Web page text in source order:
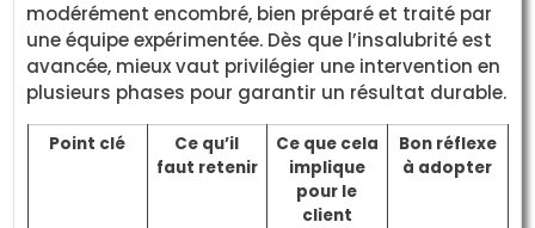
modérément encombré, bien préparé et traité par
une équipe expérimentée. Dès que l’insalubrité est
avancée, mieux vaut privilégier une intervention en
plusieurs phases pour garantir un résultat durable.
Point clé
Ce qu’il
faut retenir
Ce que cela
implique
pour le
client
Bon réflexe
à adopter